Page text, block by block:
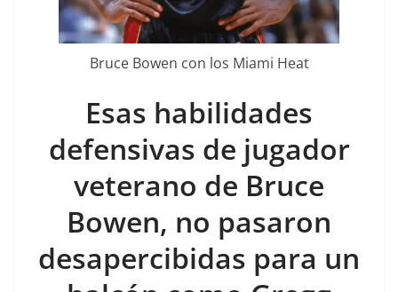
Bruce Bowen con los Miami Heat
Esas habilidades
defensivas de jugador
veterano de Bruce
Bowen, no pasaron
desapercibidas para un